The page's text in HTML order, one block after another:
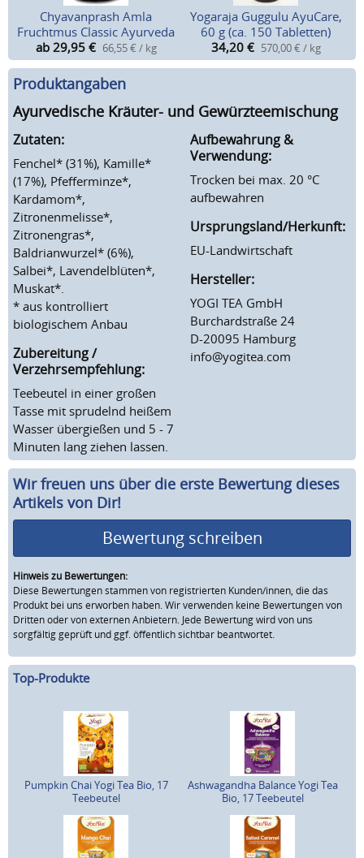
Chyavanprash Amla
Fruchtmus Classic Ayurveda
ab 29,95 € 66,55 € / kg
Yogaraja Guggulu AyuCare,
60 g (ca. 150 Tabletten)
34,20 € 570,00 € / kg
Produktangaben
Ayurvedische Kräuter- und Gewürzteemischung
Zutaten:
Fenchel* (31%), Kamille*
(17%), Pfefferminze*,
Kardamom*,
Zitronenmelisse*,
Zitronengras*,
Baldrianwurzel* (6%),
Salbei*, Lavendelblüten*,
Muskat*.
* aus kontrolliert
biologischem Anbau
Zubereitung /
Verzehrsempfehlung:
Teebeutel in einer großen
Tasse mit sprudelnd heißem
Wasser übergießen und 5 - 7
Minuten lang ziehen lassen.
Aufbewahrung &
Verwendung:
Trocken bei max. 20 °C
aufbewahren
Ursprungsland/Herkunft:
EU-Landwirtschaft
Hersteller:
YOGI TEA GmbH
Burchardstraße 24
D-20095 Hamburg
info@yogitea.com
Wir freuen uns über die erste Bewertung dieses
Artikels von Dir!
Bewertung schreiben
Hinweis zu Bewertungen:
Diese Bewertungen stammen von registrierten Kunden/innen, die das
Produkt bei uns erworben haben. Wir verwenden keine Bewertungen von
Dritten oder von externen Anbietern. Jede Bewertung wird von uns
sorgfältig geprüft und ggf. öffentlich sichtbar beantwortet.
Top-Produkte
Pumpkin Chai Yogi Tea Bio, 17
Teebeutel
Ashwagandha Balance Yogi Tea
Bio, 17 Teebeutel